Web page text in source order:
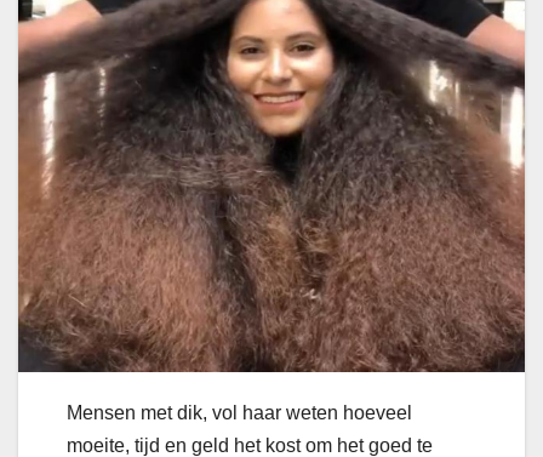
Mensen met dik, vol haar weten hoeveel
moeite, tijd en geld het kost om het goed te